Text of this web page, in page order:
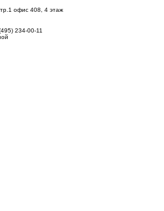
офис 408, 4 этаж
234-00-11